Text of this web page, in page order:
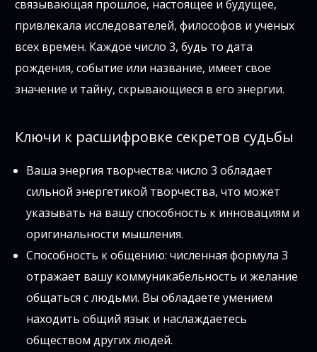
связывающая прошлое, настоящее и будущее,
привлекала исследователей, философов и ученых
всех времен. Каждое число 3, будь то дата
рождения, событие или название, имеет свое
значение и тайну, скрывающиеся в его энергии.
Ключи к расшифровке секретов судьбы
Ваша энергия творчества: число 3 обладает
сильной энергетикой творчества, что может
указывать на вашу способность к инновациям и
оригинальности мышления.
Способность к общению: численная формула 3
отражает вашу коммуникабельность и желание
общаться с людьми. Вы обладаете умением
находить общий язык и наслаждаетесь
обществом других людей.